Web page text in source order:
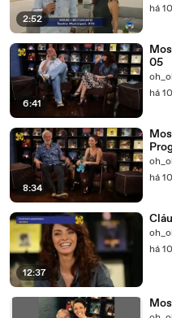
2:52
há
6:41
05
há
8:34
há
12:37
há